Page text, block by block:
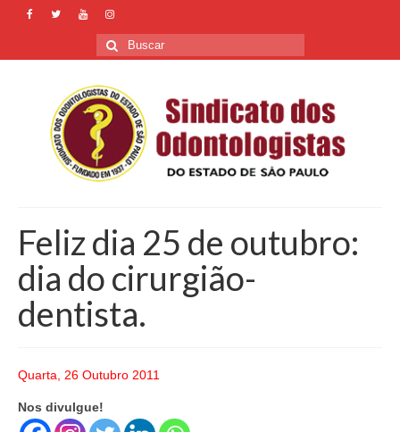
Buscar
por:
Feliz dia 25 de outubro:
dia do cirurgião-
dentista.
Quarta, 26 Outubro 2011
Nos divulgue!